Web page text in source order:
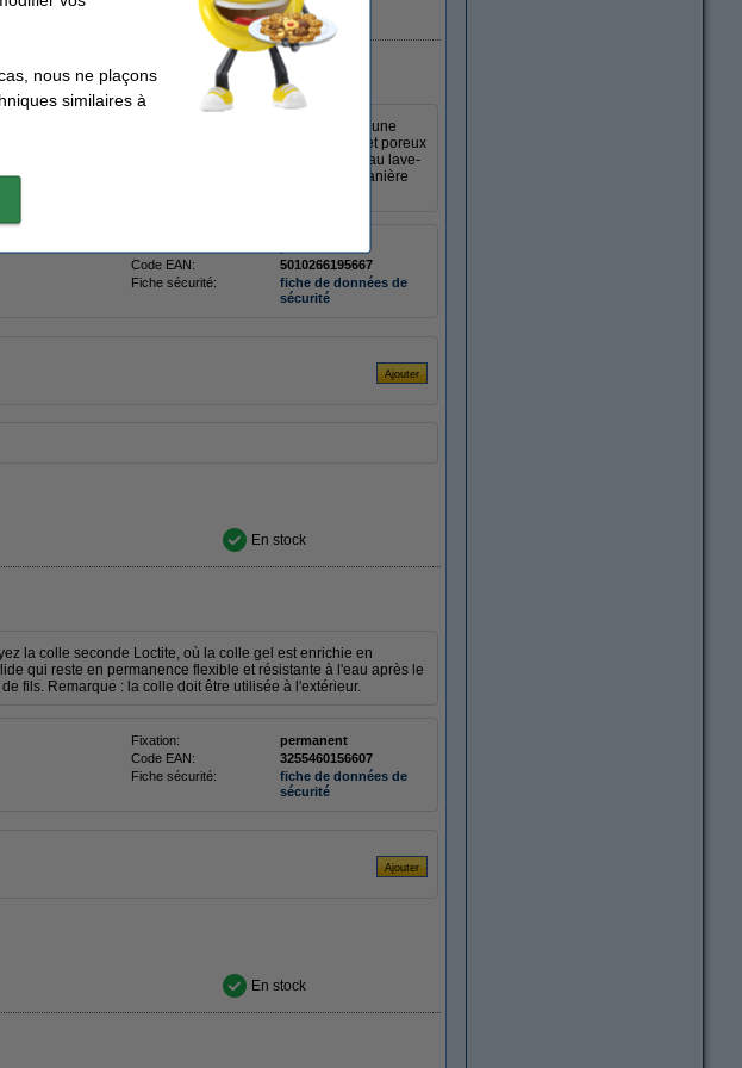
En stock
quel travail. Le flacon doseur ultra fin est idéal pour une
La colle instantanée convient aux matériaux lisses et poreux
bois, le caoutchouc et le métal. Cet adhésif est résistant au lave-
charges lourdes. La colle instantée Loctite sèche de manière
Code EAN:
5010266195667
Fiche sécurité:
fiche de données de
sécurité
En stock
la colle seconde Loctite, où la colle gel est enrichie en
qui reste en permanence flexible et résistante à l'eau après le
fils. Remarque : la colle doit être utilisée à l'extérieur.
Fixation:
permanent
Code EAN:
3255460156607
Fiche sécurité:
fiche de données de
sécurité
En stock
nous ne plaçons
similaires à